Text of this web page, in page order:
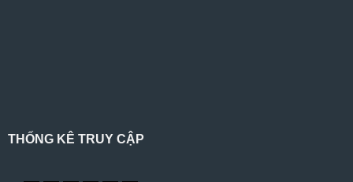
THỐNG KÊ TRUY CẬP